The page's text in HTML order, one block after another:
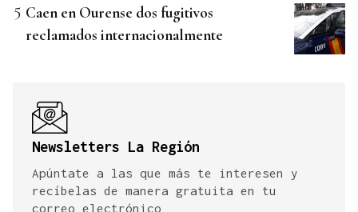
Caen en Ourense dos fugitivos
reclamados internacionalmente
Newsletters La Región
Apúntate a las que más te interesen y
recíbelas de manera gratuita en tu
correo electrónico